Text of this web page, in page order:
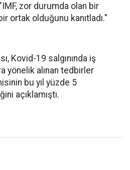
zor durumda olan bir
ortak olduğunu kanıtladı."
Kovid-19 salgınında iş
yönelik alınan tedbirler
bu yıl yüzde 5
açıklamıştı.